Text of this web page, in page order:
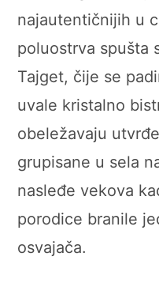
najautentičnijih u
poluostrva spušta
Tajget, čije se
uvale kristalno
obeležavaju
grupisane u sela
nasleđe vekova
porodice branile
osvajača.